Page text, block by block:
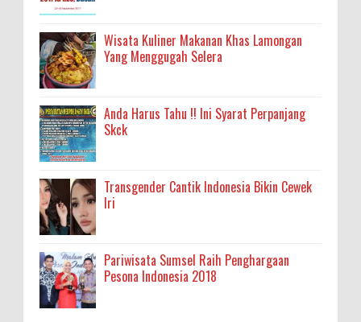
Wisata Kuliner Makanan Khas Lamongan
Yang Menggugah Selera
Anda Harus Tahu !! Ini Syarat Perpanjang
Skck
Transgender Cantik Indonesia Bikin Cewek
Iri
Pariwisata Sumsel Raih Penghargaan
Pesona Indonesia 2018